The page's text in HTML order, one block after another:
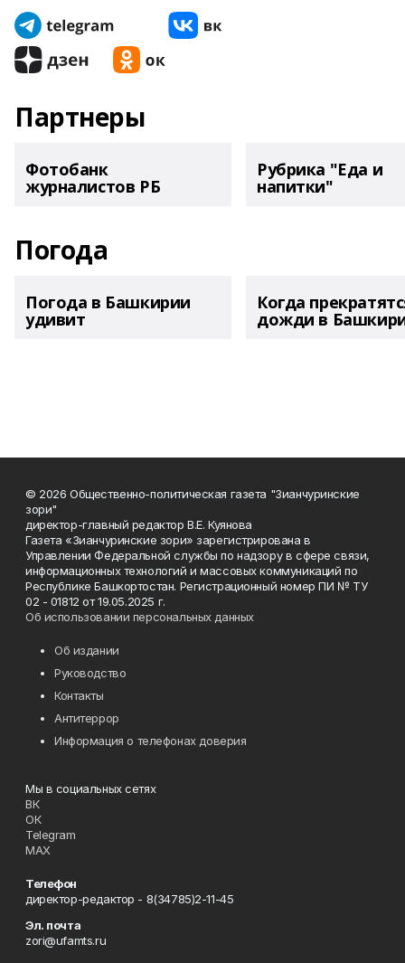
Партнеры
Фотобанк
журналистов РБ
Рубрика "Еда и
напитки"
Погода
Погода в Башкирии
удивит
Когда
дожди в
© 2026 Общественно-политическая газета "Зианчуринские
зори"
директор-главный редактор В.Е. Куянова
Газета «Зианчуринские зори» зарегистрирована в
Управлении Федеральной службы по надзору в сфере связи,
информационных технологий и массовых коммуникаций по
Республике Башкортостан. Регистрационный номер ПИ № ТУ
02 - 01812 от 19.05.2025 г.
Об использовании персональных данных
Об издании
Руководство
Контакты
Антитеррор
Информация о телефонах доверия
Мы в социальных сетях
ВК
ОК
Telegram
MAX
Телефон
директор-редактор - 8(34785)2-11-45
Эл. почта
zori@ufamts.ru